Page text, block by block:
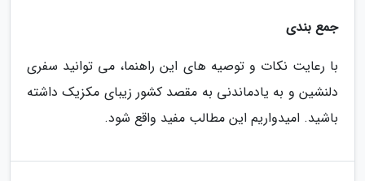
جمع بندی
با رعایت نکات و توصیه های این راهنما، می توانید سفری
دلنشین و به یادماندنی به مقصد کشور زیبای مکزیک داشته
باشید. امیدواریم این مطالب مفید واقع شود.